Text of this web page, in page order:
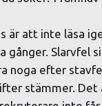
är att inte läsa
gånger. Slarvfel
noga efter
stämmer. Det